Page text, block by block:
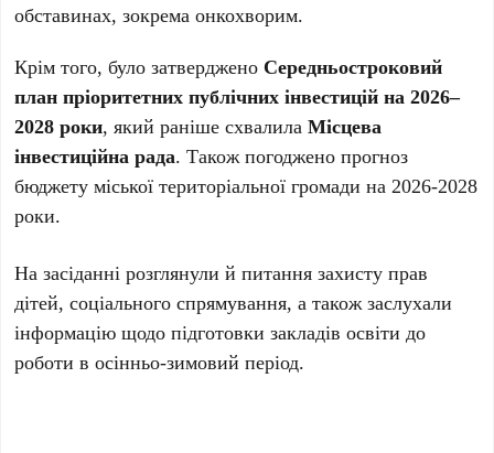
обставинах, зокрема онкохворим.
Крім того, було затверджено Середньостроковий
план пріоритетних публічних інвестицій на 2026–
2028 роки, який раніше схвалилаМісцева
інвестиційна рада. Також погоджено прогноз
бюджету міської територіальної громади на 2026-2028
роки.
На засіданні розглянули й питання захисту прав
дітей, соціального спрямування, а також заслухали
інформацію щодо підготовки закладів освіти до
роботи в осінньо-зимовий період.